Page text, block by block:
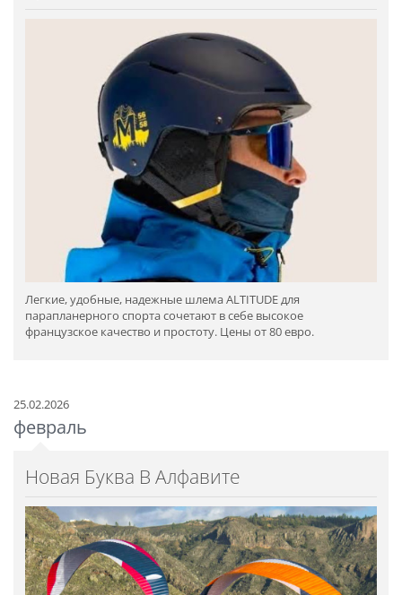
Легкие, удобные, надежные шлема ALTITUDE для
парапланерного спорта сочетают в себе высокое
французское качество и простоту. Цены от 80 евро.
25.02.2026
февраль
Новая Буква В Алфавите